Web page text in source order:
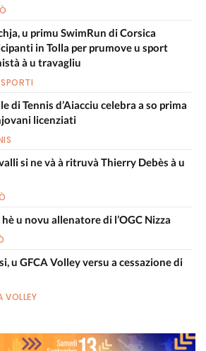
u primu SwimRun di Corsica
in Tolla per prumove u sport
à u travagliu
di Tennis d’Aiacciu celebra a so prima
licenziati
si ne và à ritruvà Thierry Debès à u
u novu allenatore di l’OGC Nizza
u GFCA Volley versu a cessazione di
VOLLEY